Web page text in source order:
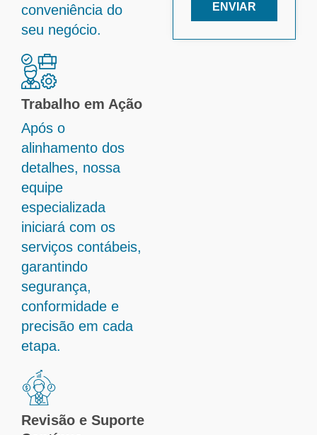
conveniência do
seu negócio.
Trabalho em Ação
Após o
alinhamento dos
detalhes, nossa
equipe
especializada
iniciará com os
serviços contábeis,
garantindo
segurança,
conformidade e
precisão em cada
etapa.
Revisão e Suporte
ENVIAR